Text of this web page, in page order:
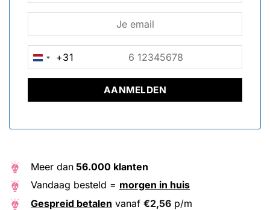
NETHERLANDS
+31
+31
Meer dan 56.000 klanten
Vandaag besteld = morgen in huis
Gespreid betalen vanaf €2,56 p/m